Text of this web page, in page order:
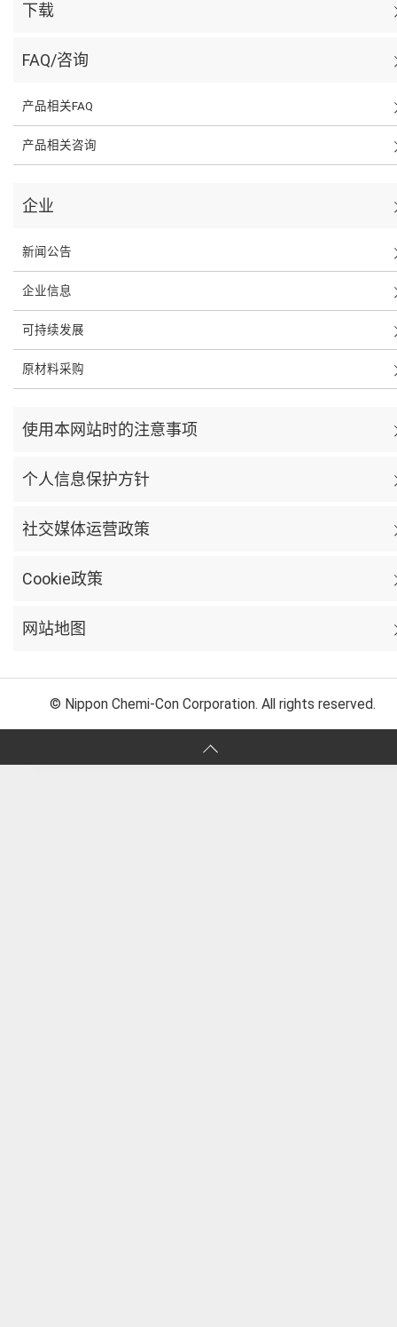
下载
FAQ/咨询
产品相关FAQ
产品相关咨询
企业
新闻公告
企业信息
可持续发展
原材料采购
使用本网站时的注意事项
个人信息保护方针
社交媒体运营政策
Cookie政策
网站地图
© Nippon Chemi-Con Corporation. All rights reserved.